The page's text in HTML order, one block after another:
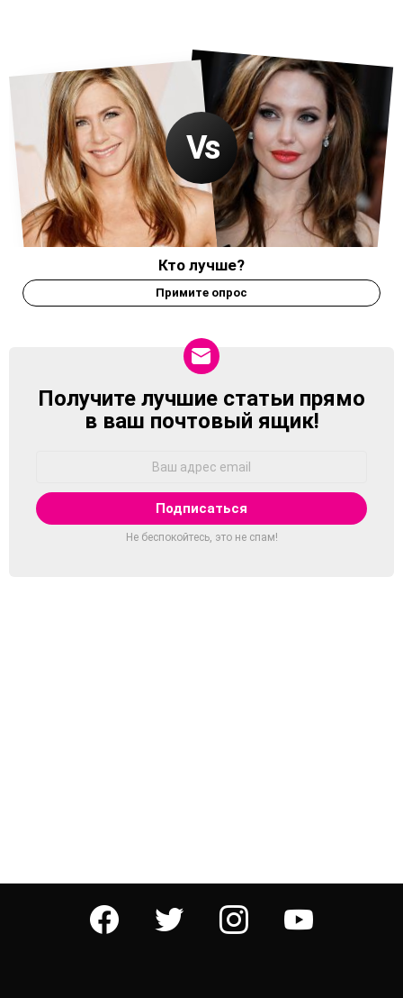
Кто лучше?
Примите опрос
NEWSLETTER
Получите лучшие статьи прямо
в ваш почтовый ящик!
Не беспокойтесь, это не спам!
facebook twitter instagram